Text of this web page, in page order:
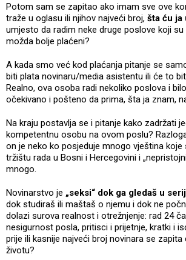
Potom sam se zapitao ako imam sve ove
traže u oglasu ili njihov najveći broj, šta ću ja
umjesto da radim neke druge poslove koji su
možda bolje plaćeni?
A kada smo već kod plaćanja pitanje se
biti plata novinaru/media asistentu ili će to
Realno, ova osoba radi nekoliko poslova i
očekivano i pošteno da prima, šta ja znam,
Na kraju postavlja se i pitanje kako zadržati
kompetentnu osobu na ovom poslu?
on je neko ko posjeduje mnogo vještina koje
tržištu rada u Bosni i Hercegovini i
mnogo.
Novinarstvo je „seksi“ dok ga gledaš u
dok studiraš ili maštaš o njemu i dok ne
dolazi surova realnost i otrežnjenje: rad 24
nesigurnost posla, pritisci i prijetnje, kratki i
prije ili kasnije najveći broj novinara se
životu?